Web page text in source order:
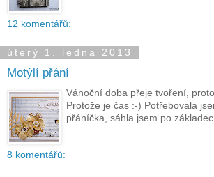
12 komentářů:
úterý 1. ledna 2013
Motýlí přání
Vánoční doba přeje tvoření,
Protože je čas :-) Potřebovala
přáníčka, sáhla jsem po
8 komentářů: